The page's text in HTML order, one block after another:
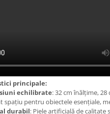
principale:
echilibrate: 32 cm înălțime,
spațiu pentru obiectele esențiale,
durabil: Piele artificială de